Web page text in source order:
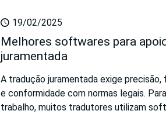
19/02/2025
Melhores softwares para
juramentada
A tradução juramentada exige
e conformidade com normas legais.
trabalho, muitos tradutores utilizam